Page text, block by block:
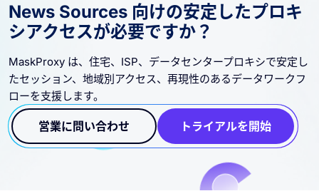
News Sources 向けの安定したプロキ
シアクセスが必要ですか？
MaskProxy は、住宅、ISP、データセンタープロキシで安定し
たセッション、地域別アクセス、再現性のあるデータワークフ
ローを支援します。
営業に問い合わせ トライアルを開始